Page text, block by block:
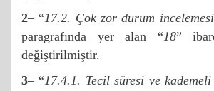
2– “17.2. Çok zor durum
paragrafında yer alan “18”
değiştirilmiştir.
3– “17.4.1. Tecil süresi ve